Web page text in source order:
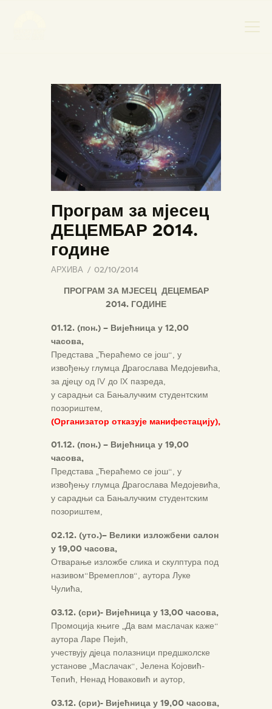
НАСЛОВНА
НОВОСТИ
НАЈАВА ДОГАЂАЈА
БАНСКИ ДВОР
ФОТОГРАФИЈЕ
ВИДЕО
КОНТАКТ
Програм за мјесец
ДЕЦЕМБАР 2014.
године
АРХИВА 02/10/2014
ПРОГРАМ ЗА МЈЕСЕЦ ДЕЦЕМБАР
2014. ГОДИНЕ
01.12. (пон.) – Вијећница у 12,00
часова,
Представа „Ћераћемо се још“, у
извођењу глумца Драгослава Медојевића,
за дјецу од IV до IX пазреда,
у сарадњи са Бањалучким студентским
позориштем,
(Организатор отказује манифестацију),
01.12. (пон.) – Вијећница у 19,00
часова,
Представа „Ћераћемо се још“, у
извођењу глумца Драгослава Медојевића,
у сарадњи са Бањалучким студентским
позориштем,
02.12. (уто.)– Велики изложбени салон
у 19,00 часова,
Отварање изложбе слика и скулптура под
називом“Времеплов“, аутора Луке
Чулића,
03.12. (сри)- Вијећница у 13,00 часова,
Промоција књиге „Да вам маслачак каже“
аутора Ларе Пејић,
учествују дјеца полазници предшколске
установе „Маслачак“, Јелена Којовић-
Тепић, Ненад Новаковић и аутор,
03.12. (сри)- Вијећница у 19,00 часова,